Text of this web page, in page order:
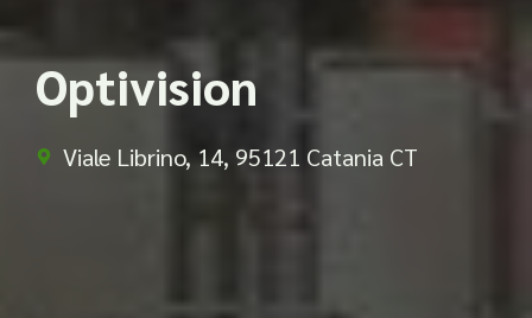
Optivision
Viale Librino, 14, 95121 Catania CT